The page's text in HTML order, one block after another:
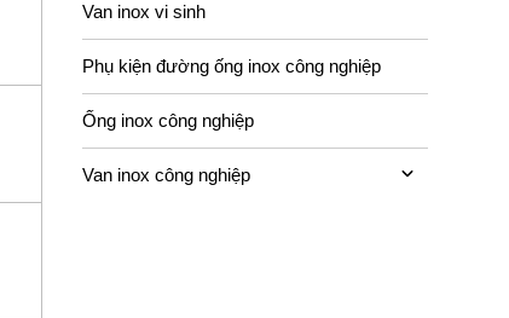
Van inox vi sinh
Phụ kiện đường ống inox công nghiệp
Ống inox công nghiệp
Van inox công nghiệp